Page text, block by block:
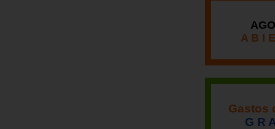
A B I
Gastos
G R